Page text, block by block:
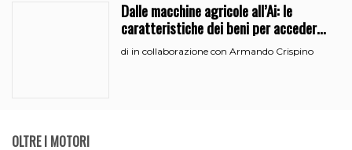
Dalle macchine agricole all’Ai: le
caratteristiche dei beni per accedere
all’iperammortamento
di in collaborazione con Armando Crispino
OLTRE I MOTORI